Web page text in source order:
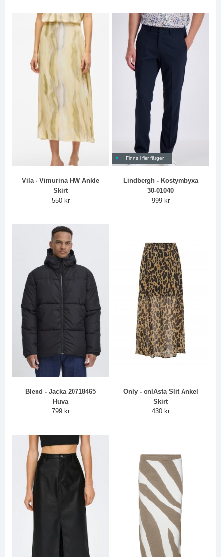
Vila - Vimurina HW Ankle
Skirt
550 kr
Finns i fler färger
Lindbergh - Kostymbyxa
30-01040
999 kr
Blend - Jacka 20718465
Huva
799 kr
Only - onlAsta Slit Ankel
Skirt
430 kr